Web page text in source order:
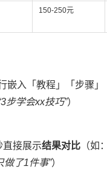
150-250元
嵌入「教程」「步骤
步学会xx技巧”）
直接展示​​结果对比​​（如：
做了1件事”）